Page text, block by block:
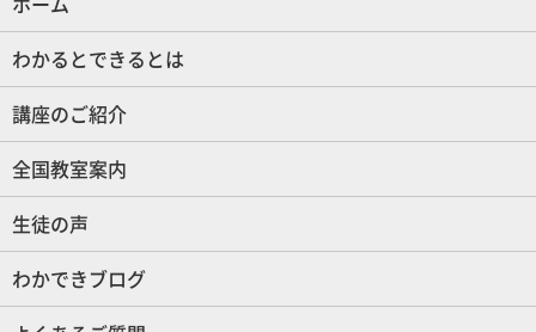
わかるとできるとは
講座のご紹介
全国教室案内
生徒の声
わかできブログ